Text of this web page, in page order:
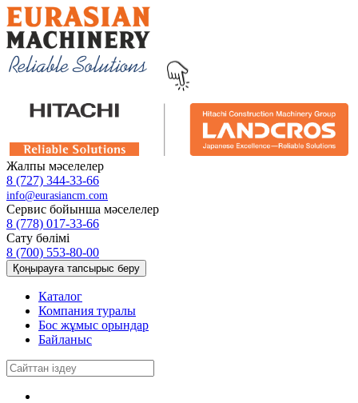
Жалпы мәселелер
8 (727) 344-33-66
info@eurasiancm.com
Сервис бойынша мәселелер
8 (778) 017-33-66
Сату бөлімі
8 (700) 553-80-00
Қоңырауға тапсырыс беру
Каталог
Компания туралы
Бос жұмыс орындар
Байланыс